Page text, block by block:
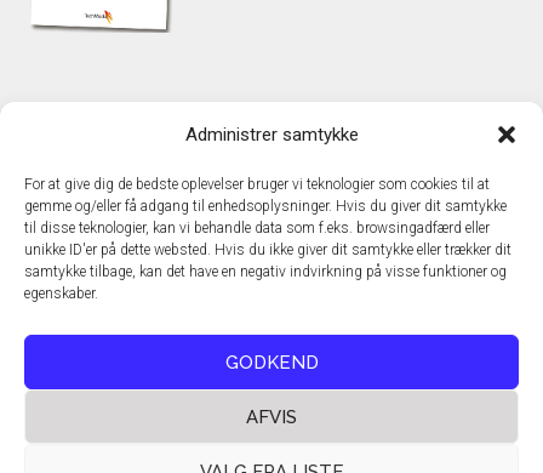
Administrer samtykke
For at give dig de bedste oplevelser bruger vi teknologier som cookies til at
gemme og/eller få adgang til enhedsoplysninger. Hvis du giver dit samtykke
til disse teknologier, kan vi behandle data som f.eks. browsingadfærd eller
unikke ID'er på dette websted. Hvis du ikke giver dit samtykke eller trækker dit
samtykke tilbage, kan det have en negativ indvirkning på visse funktioner og
egenskaber.
GODKEND
AFVIS
TechMedia A/S
DK – 2600 Glostrup
www.techmedia.dk
Telefon: +45 43 24 26 28
E-mail:info@techmedia.dk